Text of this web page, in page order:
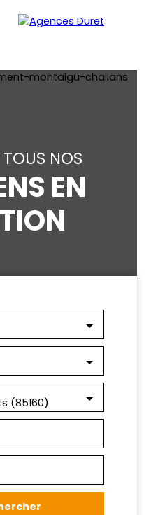
LOUER FAIRE GÉRER
NOS
EN
(85160)